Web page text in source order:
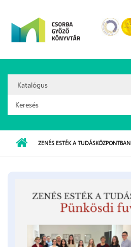
Option:
Keresés űrlap
ZENÉS ESTÉK A TUDÁSKÖZPONTBAN